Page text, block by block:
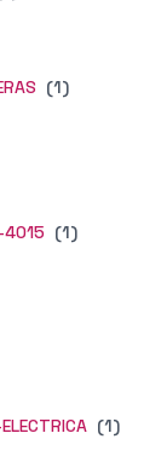
(1)
4015 (1)
(1)